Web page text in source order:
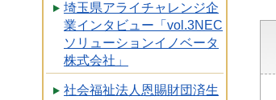
埼玉県アライチャレンジ企
業インタビュー「vol.3NEC
ソリューションイノベータ
株式会社」
社会福祉法人恩賜財団済生